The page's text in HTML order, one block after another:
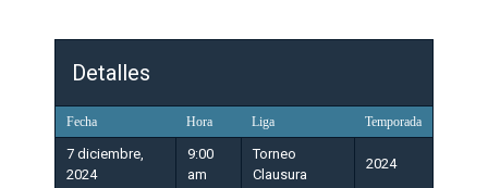
Detalles
Fecha Hora Liga Temporada
7 diciembre,
2024
9:00
am
Torneo
Clausura
2024